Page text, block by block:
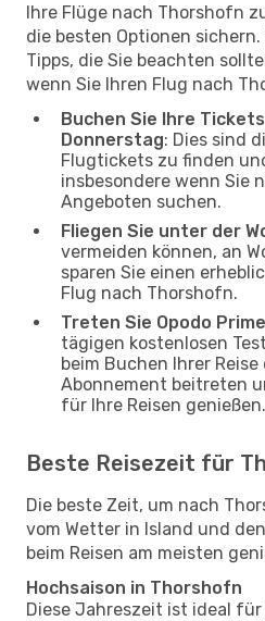
Ihre Flüge nach Thorshofn
die besten Optionen
Tipps, die Sie beachten
wenn Sie Ihren Flug nach
Buchen Sie Ihre
Donnerstag: Dies sind
Flugtickets zu finden
insbesondere wenn Sie
Angeboten suchen.
Fliegen Sie unter der
vermeiden können, an
sparen Sie einen
Flug nach Thorshofn.
Treten Sie Opodo
tägigen kostenlosen
beim Buchen Ihrer Reise
Abonnement beitreten
für Ihre Reisen genießen.
Beste Reisezeit für
Die beste Zeit, um nach
vom Wetter in Island und
beim Reisen am meisten
Hochsaison in Thorshofn
Diese Jahreszeit ist ideal für